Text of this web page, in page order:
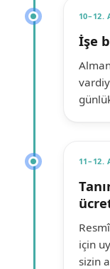
10–12.
İşe
11–12.
için
sizin